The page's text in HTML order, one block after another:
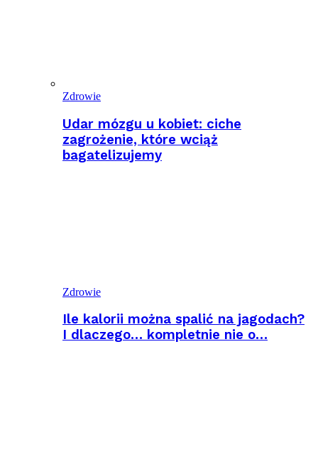
Zdrowie
Udar mózgu u kobiet: ciche
zagrożenie, które wciąż
bagatelizujemy
Zdrowie
Ile kalorii można spalić na jagodach?
I dlaczego… kompletnie nie o…